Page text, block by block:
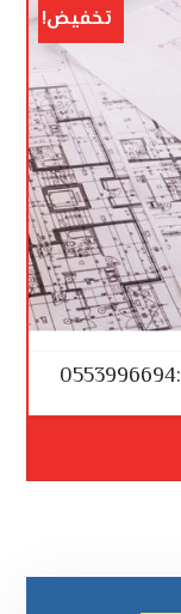
تخفيض!